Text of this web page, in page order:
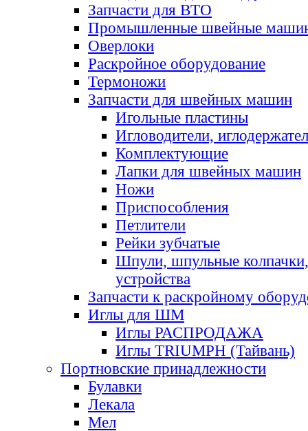
Запчасти для ВТО
Промышленные швейные
Оверлоки
Раскройное оборудование
Термоножи
Запчасти для швейных машин
Игольные пластины
Игловодители,
Комплектующие
Лапки для швейных машин
Ножи
Приспособления
Петлители
Рейки зубчатые
Шпули, шпульные
устройства
Запчасти к раскройному
Иглы для ШМ
Иглы РАСПРОДАЖА
Иглы TRIUMPH (Тайвань)
Портновские принадлежности
Булавки
Лекала
Мел